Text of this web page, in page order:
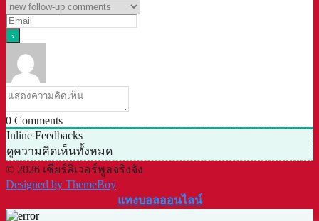
0 Comments
Inline Feedbacks
ดูความคิดเห็นทั้งหมด
© 2026 เชียร์ลิเวอร์พูลจริงจัง
Designed by ThemeBoy
แทงบอลออนไลน์